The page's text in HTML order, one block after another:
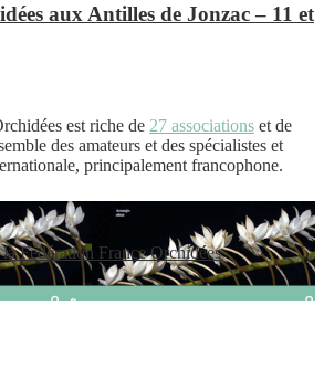
aux Antilles de Jonzac – 11 et
est riche de 27 associations et de
des amateurs et des spécialistes et
principalement francophone.
Fédération France Orchidées